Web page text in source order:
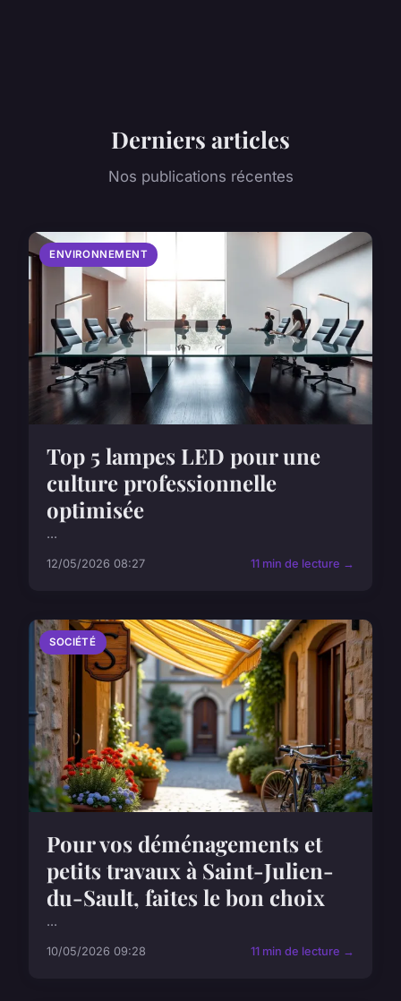
Derniers articles
Nos publications récentes
ENVIRONNEMENT
Top 5 lampes LED pour une
culture professionnelle
optimisée
...
12/05/2026 08:27 11 min de lecture →
SOCIÉTÉ
Pour vos déménagements et
petits travaux à Saint-Julien-
du-Sault, faites le bon choix
...
10/05/2026 09:28 11 min de lecture →